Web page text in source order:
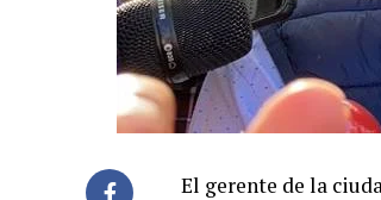
El gerente de la